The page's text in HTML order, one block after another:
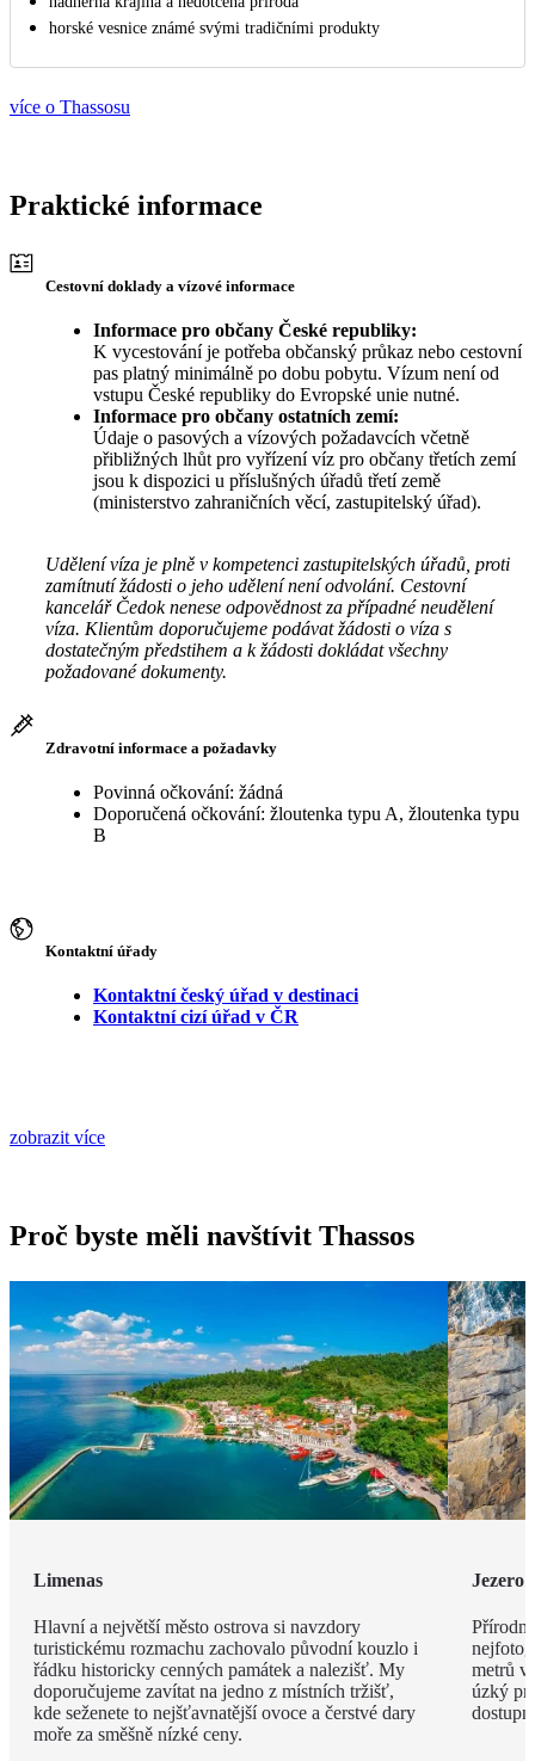
horské vesnice známé svými tradičními produkty
více o Thassosu
Praktické informace
Cestovní doklady a vízové informace
Informace pro občany České republiky:
K vycestování je potřeba občanský průkaz nebo cestovní
pas platný minimálně po dobu pobytu. Vízum není od
vstupu České republiky do Evropské unie nutné.
Informace pro občany ostatních zemí:
Údaje o pasových a vízových požadavcích včetně
přibližných lhůt pro vyřízení víz pro občany třetích zemí
jsou k dispozici u příslušných úřadů třetí země
(ministerstvo zahraničních věcí, zastupitelský úřad).
Udělení víza je plně v kompetenci zastupitelských úřadů, proti
zamítnutí žádosti o jeho udělení není odvolání. Cestovní
kancelář Čedok nenese odpovědnost za případné neudělení
víza. Klientům doporučujeme podávat žádosti o víza s
dostatečným předstihem a k žádosti dokládat všechny
požadované dokumenty.
Zdravotní informace a požadavky
Povinná očkování: žádná
Doporučená očkování: žloutenka typu A, žloutenka typu
B
Kontaktní úřady
Kontaktní český úřad v destinaci
Kontaktní cizí úřad v ČR
zobrazit více
Proč byste měli navštívit Thassos
Limenas
Hlavní a největší město ostrova si navzdory
turistickému rozmachu zachovalo původní kouzlo i
řádku historicky cenných památek a nalezišť. My
doporučujeme zavítat na jedno z místních tržišť,
kde seženete to nejšťavnatější ovoce a čerstvé dary
moře za směšně nízké ceny.
Jezero
metrů
úzký